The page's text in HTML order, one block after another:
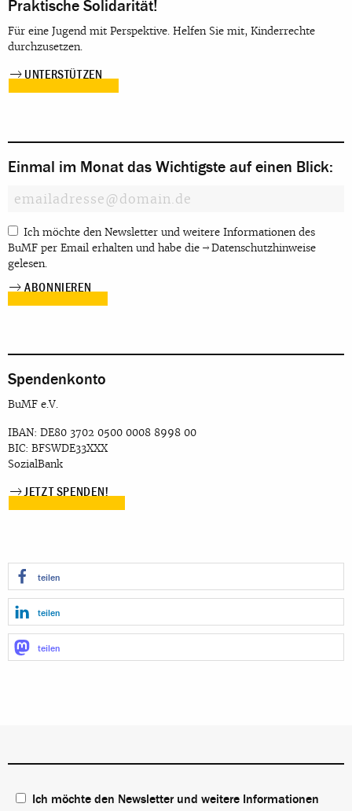
Praktische Solidarität!
Für eine Jugend mit Perspektive. Helfen Sie mit, Kinderrechte
durchzusetzen.
UNTERSTÜTZEN
Einmal im Monat das Wichtigste auf einen Blick:
Ich möchte den Newsletter und weitere Informationen des
BuMF per Email erhalten und habe die
Datenschutzhinweise
gelesen.
Spendenkonto
BuMF e.V.
IBAN: DE80 3702 0500 0008 8998 00
BIC: BFSWDE33XXX
SozialBank
JETZT SPENDEN!
teilen
teilen
teilen
Ich möchte den Newsletter und weitere Informationen